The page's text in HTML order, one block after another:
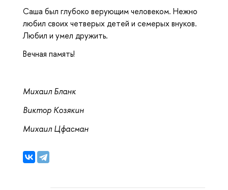
Саша был глубоко верующим человеком. Нежно
любил своих четверых детей и семерых внуков.
Любил и умел дружить.
Вечная память!
Михаил Бланк
Виктор Козякин
Михаил Цфасман